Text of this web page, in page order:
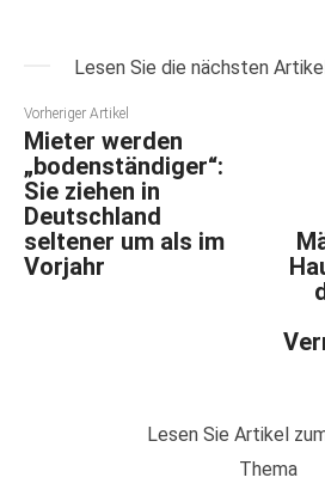
Lesen Sie die nächsten
Vorheriger Artikel
Mieter werden
„bodenständiger“:
Sie ziehen in
Deutschland
seltener um als im
Vorjahr
Lesen Sie Artikel
Thema